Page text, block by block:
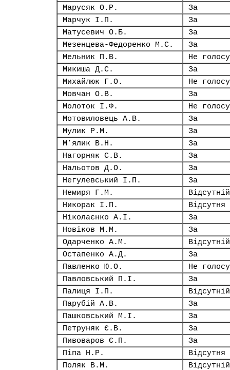
Марусяк О.Р.
За
Марчук І.П.
За
Матусевич О.Б.
За
Мезенцева-Федоренко М.С.
За
Мельник П.В.
Не
Микиша Д.С.
За
Михайлюк Г.О.
Не
Мовчан О.В.
За
Молоток І.Ф.
Не
Мотовиловець А.В.
За
Мулик Р.М.
За
М’ялик В.Н.
За
Нагорняк С.В.
За
Нальотов Д.О.
За
Негулевський І.П.
За
Немиря Г.М.
Відсутній
Никорак І.П.
Відсутня
Ніколаєнко А.І.
За
Новіков М.М.
За
Одарченко А.М.
Відсутній
Остапенко А.Д.
За
Павленко Ю.О.
Не
Павловський П.І.
За
Палиця І.П.
Відсутній
Парубій А.В.
За
Пашковський М.І.
За
Петруняк Є.В.
За
Пивоваров Є.П.
За
Піпа Н.Р.
Відсутня
Поляк В.М.
Відсутній